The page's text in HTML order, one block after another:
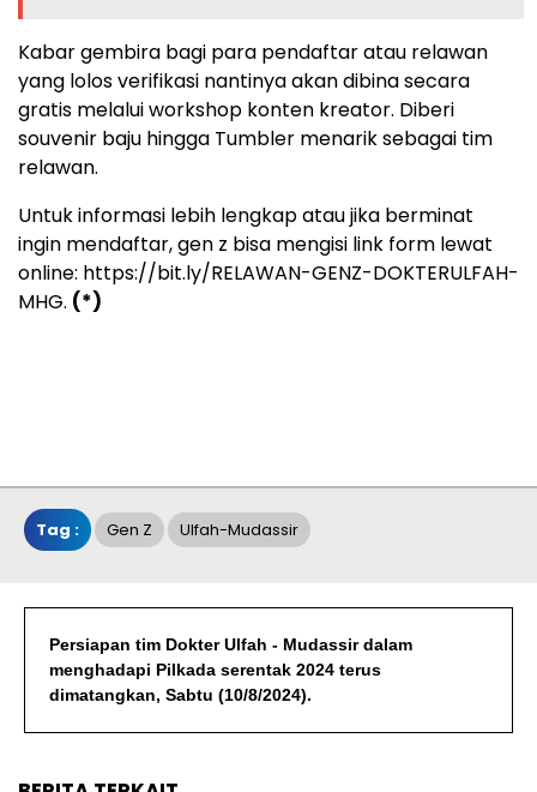
Kabar gembira bagi para pendaftar atau relawan
yang lolos verifikasi nantinya akan dibina secara
gratis melalui workshop konten kreator. Diberi
souvenir baju hingga Tumbler menarik sebagai tim
relawan.
Untuk informasi lebih lengkap atau jika berminat
ingin mendaftar, gen z bisa mengisi link form lewat
online: https://bit.ly/RELAWAN-GENZ-DOKTERULFAH-
MHG. (*)
Tag : Gen Z Ulfah-Mudassir
Persiapan tim Dokter Ulfah - Mudassir dalam
menghadapi Pilkada serentak 2024 terus
dimatangkan, Sabtu (10/8/2024).